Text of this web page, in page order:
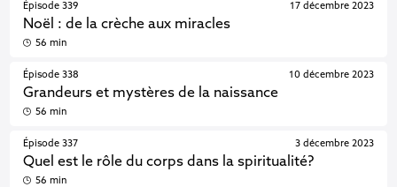
Épisode 339
Noël : de la crèche aux miracles
17 décembre 2023
56 min
Épisode 338
Grandeurs et mystères de la naissance
10 décembre 2023
56 min
Épisode 337
Quel est le rôle du corps dans la spiritualité?
3 décembre 2023
56 min